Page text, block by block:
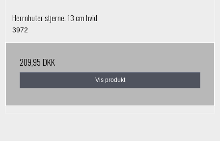
Herrnhuter stjerne. 13 cm hvid
3972
209,95 DKK
Vis produkt